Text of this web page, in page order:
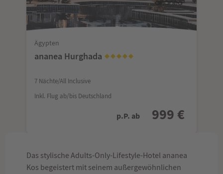
Ägypten
ananea Hurghada
7 Nächte/All Inclusive
Inkl. Flug ab/bis Deutschland
p.P. ab 999 €
Das stylische Adults-Only-Lifestyle-Hotel ananea
Kos begeistert mit seinem außergewöhnlichen